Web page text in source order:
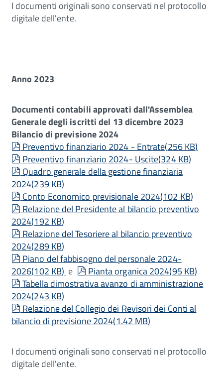
I documenti originali sono conservati nel protocollo
digitale dell'ente.
Anno 2023
Documenti contabili approvati dall'Assemblea
Generale degli iscritti del 13 dicembre 2023
Bilancio di previsione 2024
pdf
Preventivo finanziario 2024 - Entrate(256 KB)
pdf
Preventivo finanziario 2024- Uscite(324 KB)
pdf
Quadro generale della gestione finanziaria
2024(239 KB)
pdf
Conto Economico previsionale 2024(102 KB)
pdf
Relazione del Presidente al bilancio preventivo
2024(192 KB)
pdf
Relazione del Tesoriere al bilancio preventivo
2024(289 KB)
pdf
Piano del fabbisogno del personale 2024-
2026(102 KB) e pdf
Pianta organica 2024(95 KB)
pdf
Tabella dimostrativa avanzo di amministrazione
2024(243 KB)
pdf
Relazione del Collegio dei Revisori dei Conti al
bilancio di previsione 2024(1.42 MB)
I documenti originali sono conservati nel protocollo
digitale dell'ente.